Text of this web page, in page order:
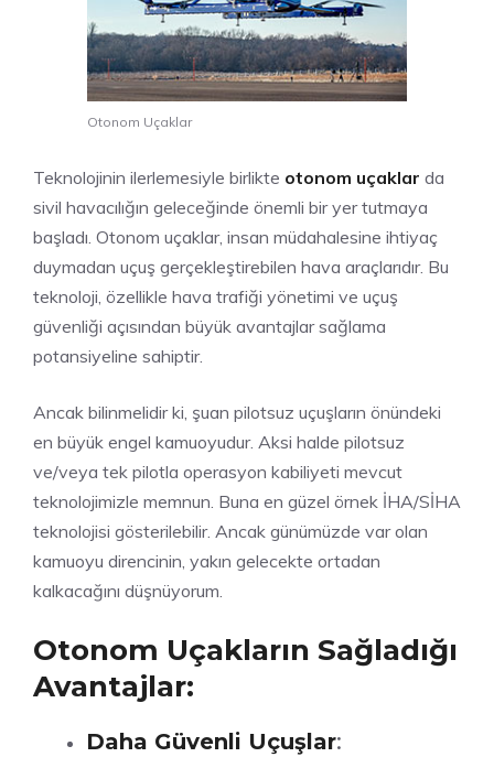
Otonom Uçaklar
Teknolojinin ilerlemesiyle birlikte otonom uçaklar da
sivil havacılığın geleceğinde önemli bir yer tutmaya
başladı. Otonom uçaklar, insan müdahalesine ihtiyaç
duymadan uçuş gerçekleştirebilen hava araçlarıdır. Bu
teknoloji, özellikle hava trafiği yönetimi ve uçuş
güvenliği açısından büyük avantajlar sağlama
potansiyeline sahiptir.
Ancak bilinmelidir ki, şuan pilotsuz uçuşların önündeki
en büyük engel kamuoyudur. Aksi halde pilotsuz
ve/veya tek pilotla operasyon kabiliyeti mevcut
teknolojimizle memnun. Buna en güzel örnek İHA/SİHA
teknolojisi gösterilebilir. Ancak günümüzde var olan
kamuoyu direncinin, yakın gelecekte ortadan
kalkacağını düşnüyorum.
Otonom Uçakların Sağladığı
Avantajlar:
Daha Güvenli Uçuşlar: